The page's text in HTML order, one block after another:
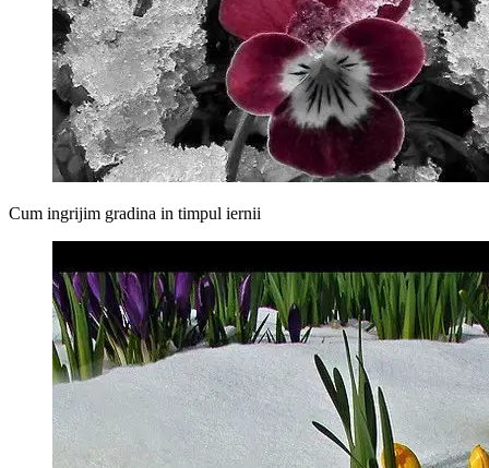
Cum ingrijim gradina in timpul iernii